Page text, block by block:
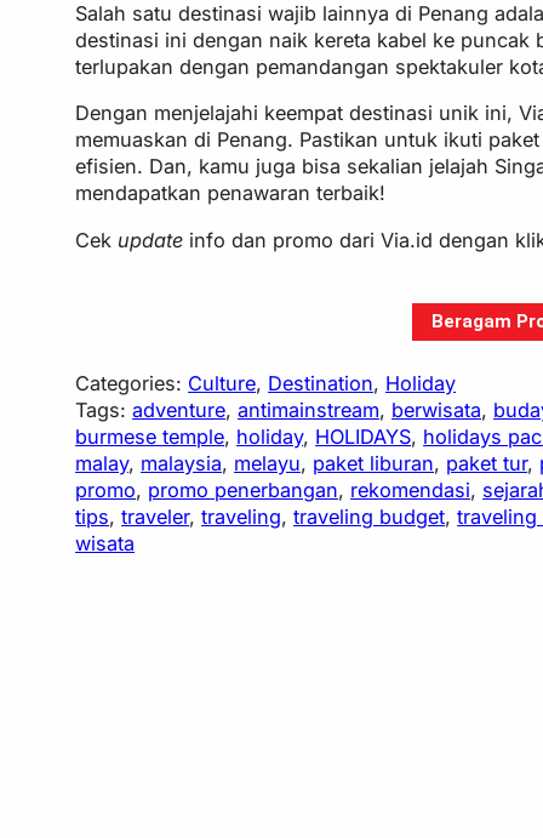
Salah satu destinasi wajib lainnya di Penang
destinasi ini dengan naik kereta kabel ke puncak
terlupakan dengan pemandangan spektakuler
Dengan menjelajahi keempat destinasi unik ini,
memuaskan di Penang. Pastikan untuk ikuti
efisien. Dan, kamu juga bisa sekalian jelajah
mendapatkan penawaran terbaik!
Cek update info dan promo dari Via.id dengan
Beragam
Categories: Culture, Destination, Holiday
Tags:adventure, antimainstream, berwisata,
burmese temple, holiday, HOLIDAYS, holidays
malay, malaysia, melayu, paket liburan, paket tur,
promo, promo penerbangan, rekomendasi,
tips, traveler, traveling, traveling budget, traveling
wisata